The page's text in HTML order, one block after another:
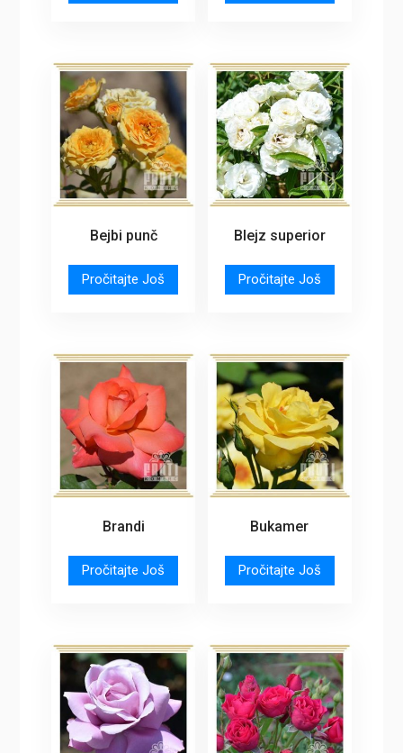
Bejbi punč
Pročitajte Još
Blejz superior
Pročitajte Još
Brandi
Pročitajte Još
Bukamer
Pročitajte Još